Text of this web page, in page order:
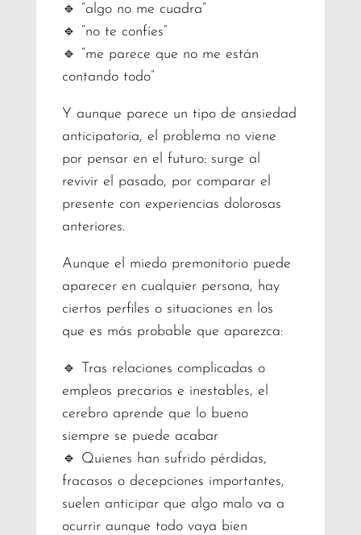
🔹 “algo no me cuadra”
🔹 “no te confíes”
🔹 “me parece que no me están
contando todo”
Y aunque parece un tipo de ansiedad
anticipatoria, el problema no viene
por pensar en el futuro: surge al
revivir el pasado, por comparar el
presente con experiencias dolorosas
anteriores.
Aunque el miedo premonitorio puede
aparecer en cualquier persona, hay
ciertos perfiles o situaciones en los
que es más probable que aparezca:
🔹 Tras relaciones complicadas o
empleos precarios e inestables, el
cerebro aprende que lo bueno
siempre se puede acabar
🔹 Quienes han sufrido pérdidas,
fracasos o decepciones importantes,
suelen anticipar que algo malo va a
ocurrir aunque todo vaya bien